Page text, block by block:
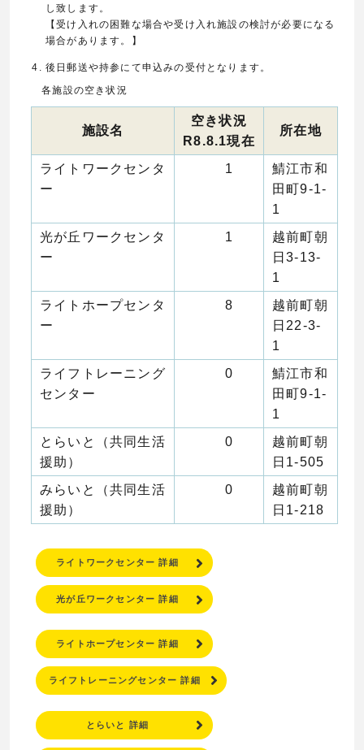
し致します。
【受け入れの困難な場合や受け入れ施設の検討が必要になる
場合があります。】
後日郵送や持参にて申込みの受付となります。
各施設の空き状況
施設名
空き状況
R8.8.1現在
所在地
ライトワークセンタ
ー
1
鯖江市和
田町9-1-
1
光が丘ワークセンタ
ー
1
越前町朝
日3-13-
1
ライトホープセンタ
ー
8
越前町朝
日22-3-
1
ライフトレーニング
センター
0
鯖江市和
田町9-1-
1
とらいと（共同生活
援助）
0
越前町朝
日1-505
みらいと（共同生活
援助）
0
越前町朝
日1-218
ライトワークセンター 詳細
光が丘ワークセンター 詳細
ライトホープセンター 詳細
ライフトレーニングセンター 詳細
とらいと 詳細